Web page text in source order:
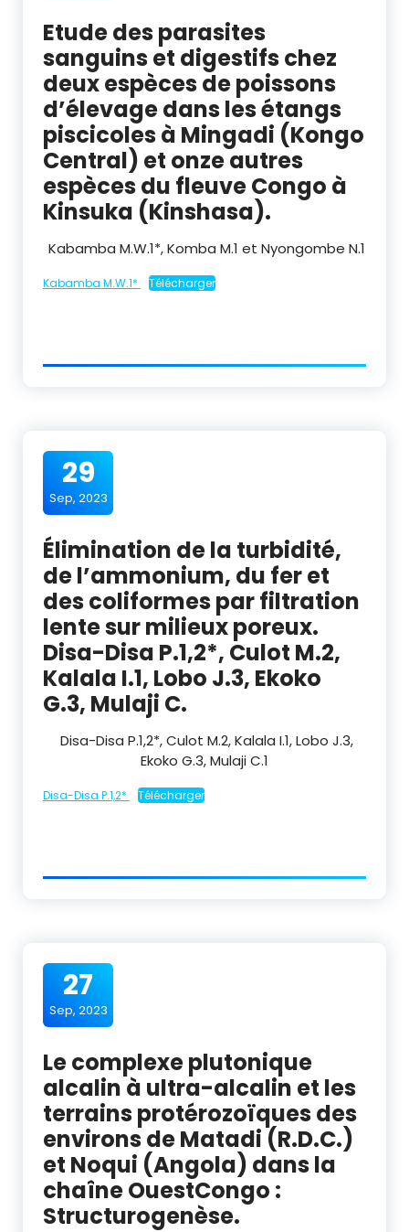
Etude des parasites
sanguins et digestifs chez
deux espèces de poissons
d’élevage dans les étangs
piscicoles à Mingadi (Kongo
Central) et onze autres
espèces du fleuve Congo à
Kinsuka (Kinshasa).
Kabamba M.W.1*, Komba M.1 et Nyongombe N.1
Kabamba M.W.1* Télécharger
29
Sep, 2023
Élimination de la turbidité,
de l’ammonium, du fer et
des coliformes par filtration
lente sur milieux poreux.
Disa-Disa P.1,2*, Culot M.2,
Kalala I.1, Lobo J.3, Ekoko
G.3, Mulaji C.
Disa-Disa P.1,2*, Culot M.2, Kalala I.1, Lobo J.3,
Ekoko G.3, Mulaji C.1
Disa-Disa P.1,2* Télécharger
27
Sep, 2023
Le complexe plutonique
alcalin à ultra-alcalin et les
terrains protérozoïques des
environs de Matadi (R.D.C.)
et Noqui (Angola) dans la
chaîne OuestCongo :
Structurogenèse.